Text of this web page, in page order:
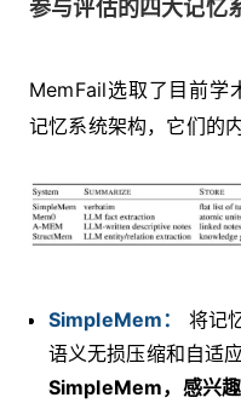
参与评估的四大记
MemFail选取了目前学
记忆系统架构，它们的
SimpleMem：
将记
语义无损压缩和自适
SimpleMem，感兴